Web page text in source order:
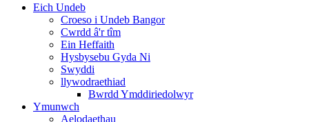
Eich Undeb
Croeso i Undeb Bangor
Cwrdd â'r tîm
Ein Heffaith
Hysbysebu Gyda Ni
Swyddi
llywodraethiad
Bwrdd Ymddiriedolwyr
Ymunwch
Aelodaethau